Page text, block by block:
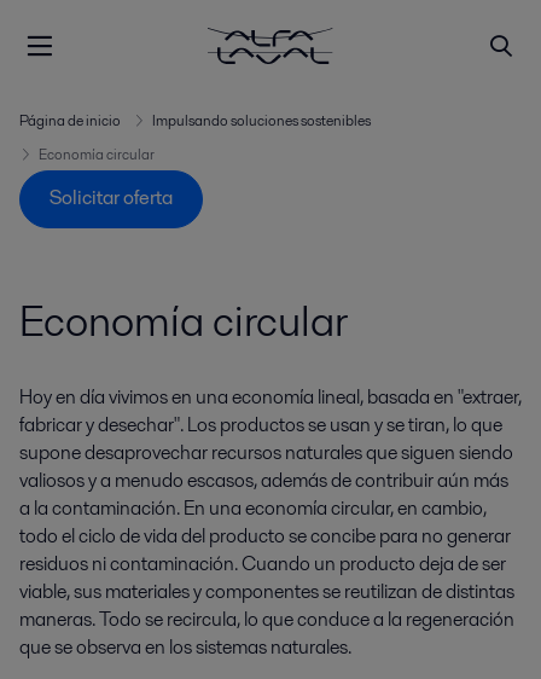
Página de inicio
Impulsando soluciones sostenibles
Economía circular
Solicitar oferta
Economía circular
Hoy en día vivimos en una economía lineal, basada en "extraer,
fabricar y desechar". Los productos se usan y se tiran, lo que
supone desaprovechar recursos naturales que siguen siendo
valiosos y a menudo escasos, además de contribuir aún más
a la contaminación. En una economía circular, en cambio,
todo el ciclo de vida del producto se concibe para no generar
residuos ni contaminación. Cuando un producto deja de ser
viable, sus materiales y componentes se reutilizan de distintas
maneras. Todo se recircula, lo que conduce a la regeneración
que se observa en los sistemas naturales.